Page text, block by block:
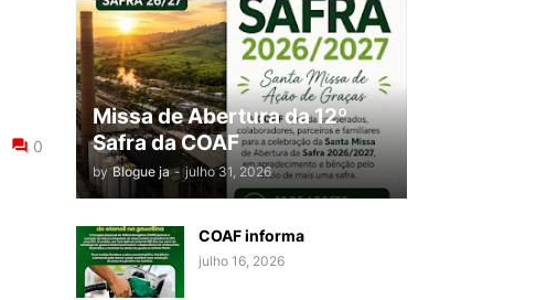
0
Missa de Abertura da 12º
Safra da COAF
by Blogue ja - julho 31, 2026
COAF informa
julho 16, 2026